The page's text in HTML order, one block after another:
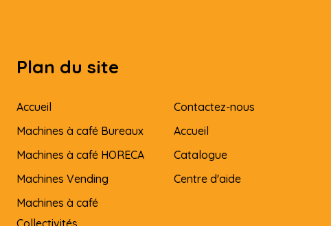
Plan du site
Accueil
Machines à café Bureaux
Machines à café HORECA
Machines Vending
Machines à café
Collectivités
Contactez-nous
Accueil
Catalogue
Centre d'aide